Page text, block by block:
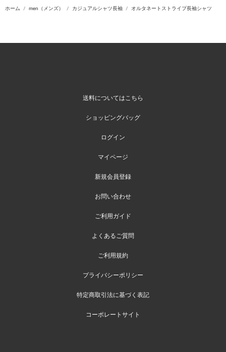
ホーム men（メンズ） カジュアルシャツ長袖 オルタネートストライプ長袖シャツ
送料についてはこちら
ショッピングバッグ
ログイン
マイページ
新規会員登録
お問い合わせ
ご利用ガイド
よくあるご質問
ご利用規約
プライバシーポリシー
特定商取引法に基づく表記
コーポレートサイト